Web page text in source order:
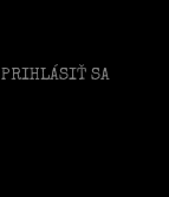
PRIHLÁSIŤ SA